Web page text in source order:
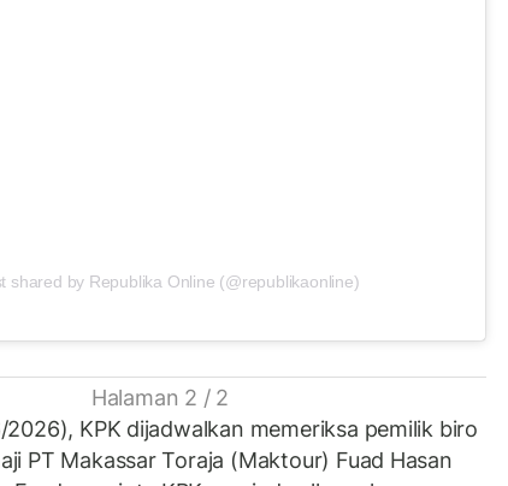
shared by Republika Online (@republikaonline)
Halaman 2 / 2
2026), KPK dijadwalkan memeriksa pemilik biro
PT Makassar Toraja (Maktour) Fuad Hasan